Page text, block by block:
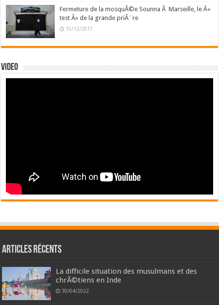
Fermeture de la mosquÃ©e Sounna Ã Marseille, le Â«
test Â» de la grande priÃ¨re
15/12/2017
Video
Articles récents
La difficile situation des musulmans et des
chrÃ©tiens en Inde
30/04/2022